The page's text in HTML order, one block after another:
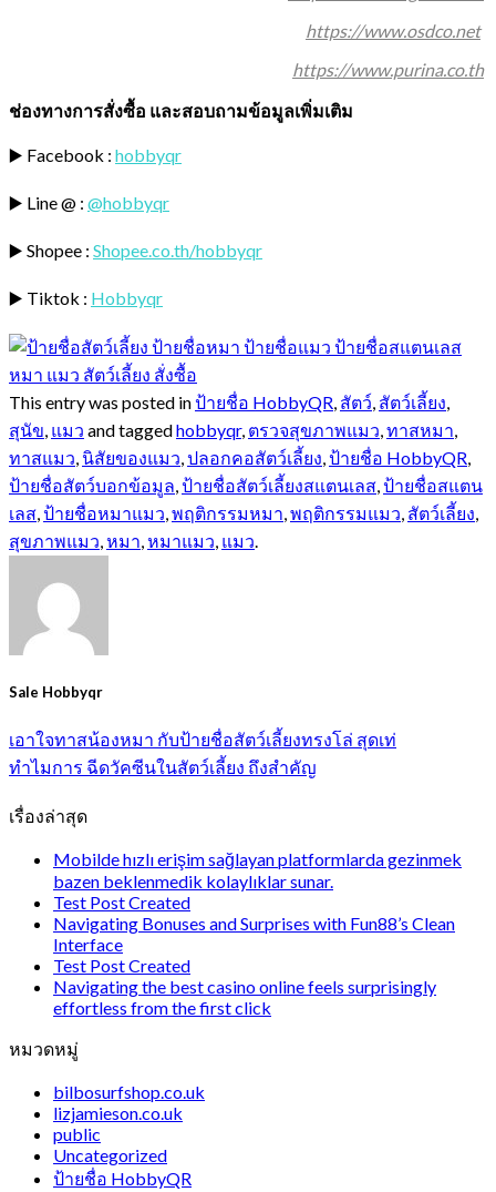
https://www.osdco.net
https://www.purina.co.th
ช่องทางการสั่งซื้อ และสอบถามข้อมูลเพิ่มเติม
▶️ Facebook : hobbyqr
▶️ Line @ : @hobbyqr
▶️ Shopee : Shopee.co.th/hobbyqr
▶️ Tiktok : Hobbyqr
This entry was posted inป้ายชื่อ HobbyQR, สัตว์, สัตว์เลี้ยง,
สุนัข, แมว and taggedhobbyqr, ตรวจสุขภาพแมว,ทาสหมา,
ทาสแมว, นิสัยของแมว,ปลอกคอสัตว์เลี้ยง,ป้ายชื่อ HobbyQR,
ป้ายชื่อสัตว์บอกข้อมูล,ป้ายชื่อสัตว์เลี้ยงสแตนเลส,ป้ายชื่อสแตน
เลส,ป้ายชื่อหมาแมว,พฤติกรรมหมา,พฤติกรรมแมว, สัตว์เลี้ยง,
สุขภาพแมว,หมา,หมาแมว, แมว.
Sale Hobbyqr
เอาใจทาสน้องหมา กับป้ายชื่อสัตว์เลี้ยงทรงโล่ สุดเท่
ทำไมการ ฉีดวัคซีนในสัตว์เลี้ยง ถึงสำคัญ
เรื่องล่าสุด
Mobilde hızlı erişim sağlayan platformlarda gezinmek
bazen beklenmedik kolaylıklar sunar.
Test Post Created
Navigating Bonuses and Surprises with Fun88’s Clean
Interface
Test Post Created
Navigating the best casino online feels surprisingly
effortless from the first click
หมวดหมู่
bilbosurfshop.co.uk
lizjamieson.co.uk
public
Uncategorized
ป้ายชื่อ HobbyQR